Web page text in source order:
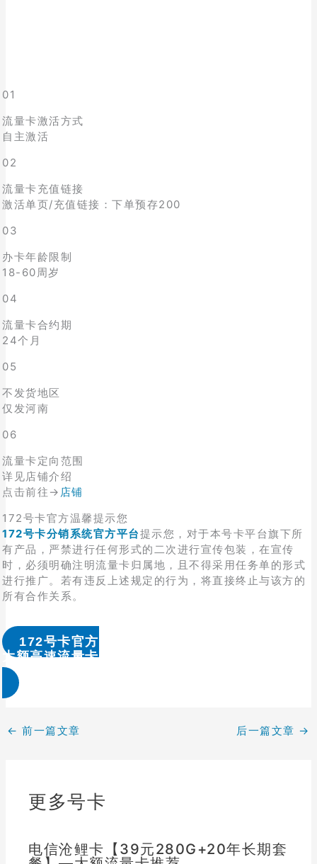
01
流量卡激活方式
自主激活
02
流量卡充值链接
激活单页/充值链接：下单预存200
03
办卡年龄限制
18-60周岁
04
流量卡合约期
24个月
05
不发货地区
仅发河南
06
流量卡定向范围
详见店铺介绍
点击前往→ 店铺
172号卡官方温馨提示您
172号卡分销系统官方平台提示您，对于本号卡平台旗下所
有产品，严禁进行任何形式的二次进行宣传包装，在宣传
时，必须明确注明流量卡归属地，且不得采用任务单的形式
进行推广。若有违反上述规定的行为，将直接终止与该方的
所有合作关系。
172号卡官方
大额高速流量卡办理 & 流量卡代理加盟
← 前一篇文章 后一篇文章 →
更多号卡
电信沧鲤卡【39元280G+20年长期套